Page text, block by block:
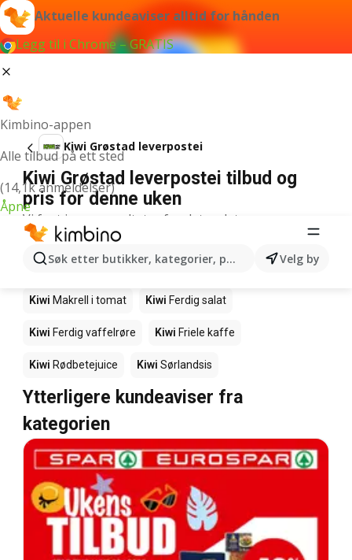
Aktuelle kundeaviser alltid for hånden
Legg til i Chrome – GRATIS
Kimbino-appen
Alle tilbud på ett sted
(14,1k anmeldelser)
Åpne
Søk etter butikker, kategorier, produkter...Velg by
Kiwi Grøstad leverpostei
Kiwi Grøstad leverpostei tilbud og
pris for denne uken
Vi fant ingen resultater for det ordet.
Andre produkter i butikkene Kiwi
Kiwi Fårikålkjøtt
Kiwi Makrell i tomat Kiwi Ferdig salat
Kiwi Ferdig vaffelrøre Kiwi Friele kaffe
Kiwi Rødbetejuice Kiwi Sørlandsis
Ytterligere kundeaviser fra
kategorien